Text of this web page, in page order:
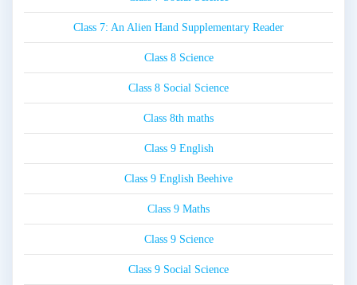
Class 7: An Alien Hand Supplementary Reader
Class 8 Science
Class 8 Social Science
Class 8th maths
Class 9 English
Class 9 English Beehive
Class 9 Maths
Class 9 Science
Class 9 Social Science